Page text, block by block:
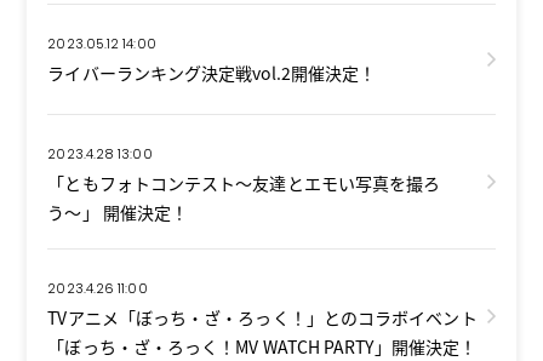
2023.05.12 14:00
ライバーランキング決定戦vol.2開催決定！
2023.4.28 13:00
「ともフォトコンテスト〜友達とエモい写真を撮ろ
う〜」 開催決定！
2023.4.26 11:00
TVアニメ「ぼっち・ざ・ろっく！」とのコラボイベント
「ぼっち・ざ・ろっく！MV WATCH PARTY」開催決定！